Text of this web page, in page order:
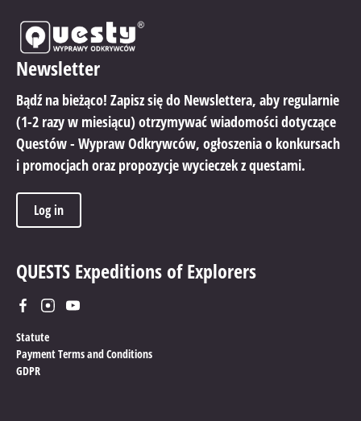
Newsletter
Bądź na bieżąco! Zapisz się do Newslettera, aby regularnie
(1-2 razy w miesiącu) otrzymywać wiadomości dotyczące
Questów - Wypraw Odkrywców, ogłoszenia o konkursach
i promocjach oraz propozycje wycieczek z questami.
Log in
QUESTS Expeditions of Explorers
Statute
Payment Terms and Conditions
GDPR